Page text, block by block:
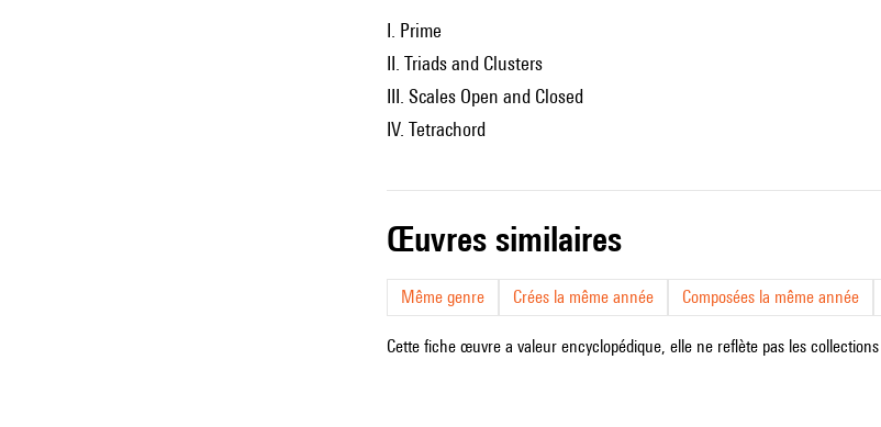
I. Prime
II. Triads and Clusters
III. Scales Open and Closed
IV. Tetrachord
œuvres similaires
Même genre Crées la même année Composées la même année
Cette fiche œuvre a valeur encyclopédique, elle ne reflète pas les